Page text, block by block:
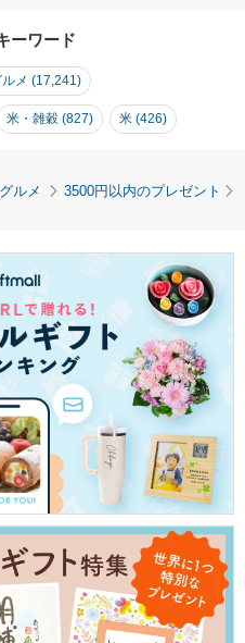
婚 出産 引っ越し 贈り
物 贈答用 新潟 細山商
店】
ーワード
ルメ (17,241)
米・雑穀 (827) 米 (426)
ルメ
3500円以内のプレゼント